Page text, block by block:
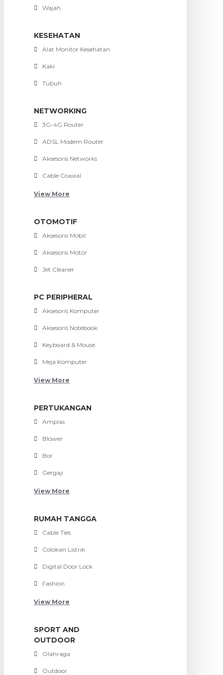
Wajah
KESEHATAN
Alat Monitor Kesehatan
Kaki
Tubuh
NETWORKING
3G-4G Router
ADSL Modem Router
Aksesoris Networks
Cable Coaxial
View More
OTOMOTIF
Aksesoris Mobil
Aksesoris Motor
Jet Cleaner
PC PERIPHERAL
Aksesoris Komputer
Aksesoris Notebook
Keyboard & Mouse
Meja Komputer
View More
PERTUKANGAN
Amplas
Blower
Bor
Gergaji
View More
RUMAH TANGGA
Cable Ties
Colokan Listrik
Digital Door Lock
Fashion
View More
SPORT AND
OUTDOOR
Olahraga
Outdoor